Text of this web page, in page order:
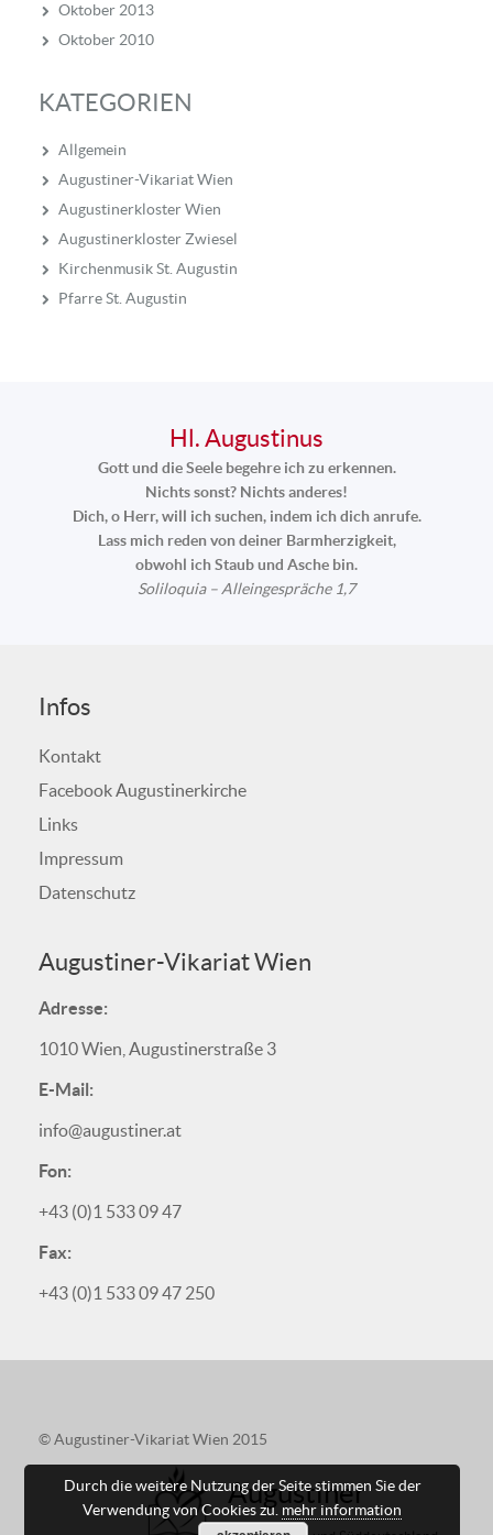
Oktober 2013
Oktober 2010
KATEGORIEN
Allgemein
Augustiner-Vikariat Wien
Augustinerkloster Wien
Augustinerkloster Zwiesel
Kirchenmusik St. Augustin
Pfarre St. Augustin
Hl. Augustinus
Gott und die Seele begehre ich zu erkennen.
Nichts sonst? Nichts anderes!
Dich, o Herr, will ich suchen, indem ich dich anrufe.
Lass mich reden von deiner Barmherzigkeit,
obwohl ich Staub und Asche bin.
Soliloquia – Alleingespräche 1,7
Infos
Kontakt
Facebook Augustinerkirche
Links
Impressum
Datenschutz
Augustiner-Vikariat Wien
Adresse:
1010 Wien, Augustinerstraße 3
E-Mail:
info@augustiner.at
Fon:
+43 (0)1 533 09 47
Fax:
+43 (0)1 533 09 47 250
© Augustiner-Vikariat Wien 2015
Augustiner
Durch die weitere Nutzung der Seite stimmen Sie der
Verwendung von Cookies zu. mehr information